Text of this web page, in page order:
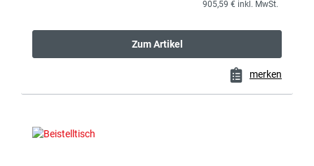
905,59 € inkl. MwSt.
Zum Artikel
merken